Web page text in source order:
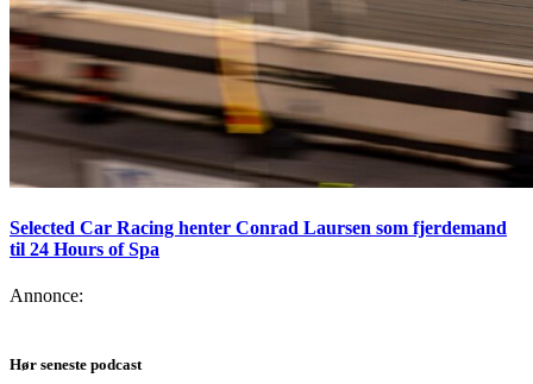
Selected Car Racing henter Conrad Laursen som fjerdemand
til 24 Hours of Spa
Annonce:
Hør seneste podcast